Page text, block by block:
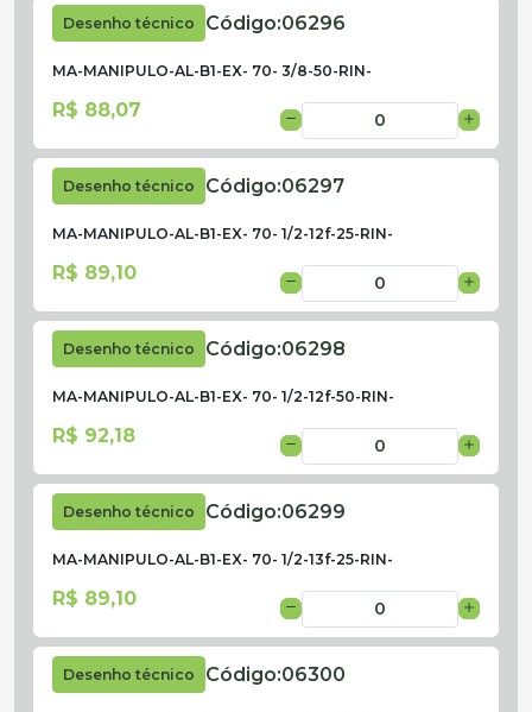
Desenho técnico Código:06296
MA-MANIPULO-AL-B1-EX- 70- 3/8-50-RIN-
R$ 88,07
Desenho técnico Código:06297
MA-MANIPULO-AL-B1-EX- 70- 1/2-12f-25-RIN-
R$ 89,10
Desenho técnico Código:06298
MA-MANIPULO-AL-B1-EX- 70- 1/2-12f-50-RIN-
R$ 92,18
Desenho técnico Código:06299
MA-MANIPULO-AL-B1-EX- 70- 1/2-13f-25-RIN-
R$ 89,10
Desenho técnico Código:06300